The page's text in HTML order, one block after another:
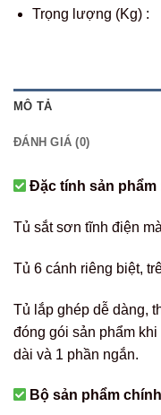
Trọng lượng (Kg) :
MÔ TẢ
ĐÁNH GIÁ (0)
Đặc tính sản phẩm
Tủ sắt sơn tĩnh điện
Tủ 6 cánh riêng biệt,
Tủ lắp ghép dễ dàng,
đóng gói sản phẩm
dài và 1 phần ngắn.
Bộ sản phẩm